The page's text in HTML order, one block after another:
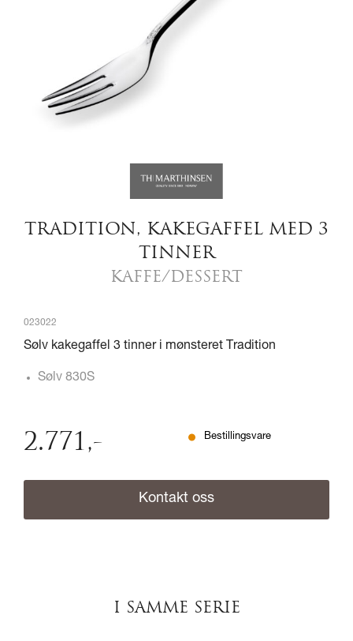
TRADITION, KAKEGAFFEL MED 3
TINNER
KAFFE/DESSERT
023022
Sølv kakegaffel 3 tinner i mønsteret Tradition
Sølv 830S
2.771,- Bestillingsvare
Kontakt oss
I SAMME SERIE